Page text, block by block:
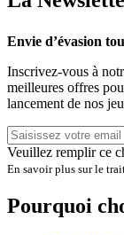
Envie d’évasion
Inscrivez-vous à
meilleures offres
lancement de nos
Veuillez remplir ce
En savoir plus sur le
Pourquoi